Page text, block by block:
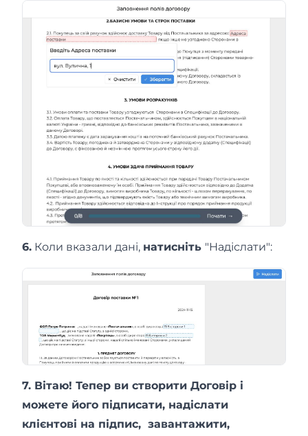
6. Коли вказали дані, натисніть "Надіслати":
7. Вітаю! Тепер ви створити Договір і
можете його підписати, надіслати
клієнтові на підпис, завантажити,